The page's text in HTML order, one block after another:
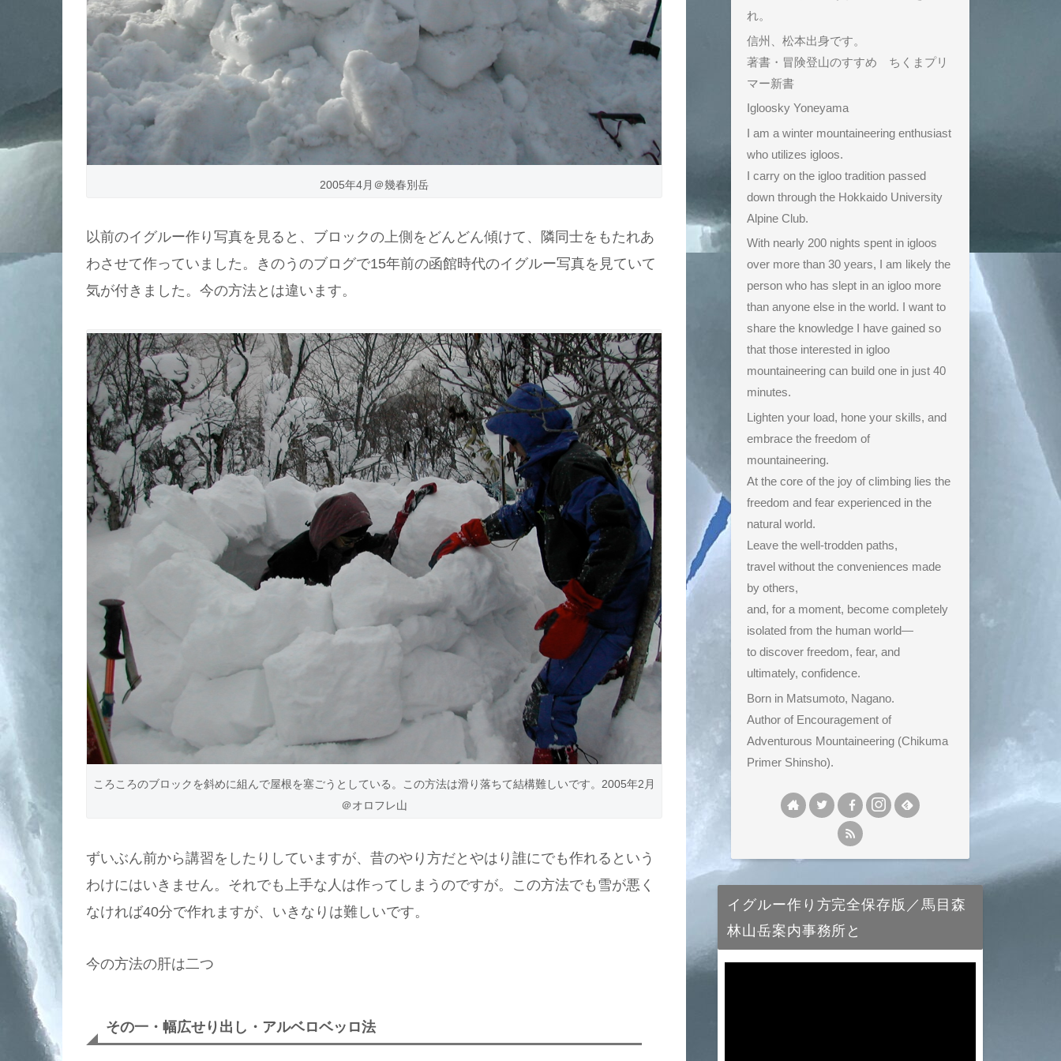
2005年4月＠幾春別岳
以前のイグルー作り写真を見ると、ブロックの上側をどんどん傾けて、隣同士をもたれあ
わさせて作っていました。きのうのブログで15年前の函館時代のイグルー写真を見ていて
気が付きました。今の方法とは違います。
ころころのブロックを斜めに組んで屋根を塞ごうとしている。この方法は滑り落ちて結構難しいです。2005年2月
＠オロフレ山
ずいぶん前から講習をしたりしていますが、昔のやり方だとやはり誰にでも作れるという
わけにはいきません。それでも上手な人は作ってしまうのですが。この方法でも雪が悪く
なければ40分で作れますが、いきなりは難しいです。
今の方法の肝は二つ
その一・幅広せり出し・アルベロベッロ法
れ。
信州、松本出身です。
著書・冒険登山のすすめ ちくまプリ
マー新書
Igloosky Yoneyama
I am a winter mountaineering enthusiast
who utilizes igloos.
I carry on the igloo tradition passed
down through the Hokkaido University
Alpine Club.
With nearly 200 nights spent in igloos
over more than 30 years, I am likely the
person who has slept in an igloo more
than anyone else in the world. I want to
share the knowledge I have gained so
that those interested in igloo
mountaineering can build one in just 40
minutes.
Lighten your load, hone your skills, and
embrace the freedom of
mountaineering.
At the core of the joy of climbing lies the
freedom and fear experienced in the
natural world.
Leave the well-trodden paths,
travel without the conveniences made
by others,
and, for a moment, become completely
isolated from the human world—
to discover freedom, fear, and
ultimately, confidence.
Born in Matsumoto, Nagano.
Author of Encouragement of
Adventurous Mountaineering (Chikuma
Primer Shinsho).
イグルー作り方完全保存版／馬目森
林山岳案内事務所と